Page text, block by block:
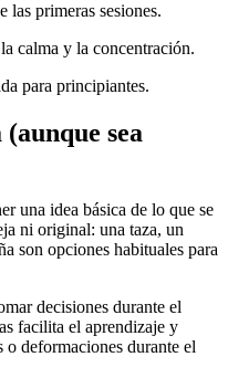
las primeras sesiones.
calma y la concentración.
para principiantes.
sea
una idea básica de lo que se
ni original: una taza, un
son opciones habituales para
decisiones durante el
facilita el aprendizaje y
o deformaciones durante el